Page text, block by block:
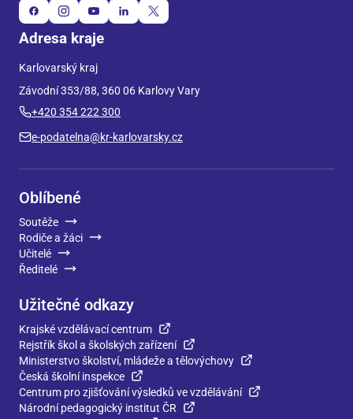
Adresa kraje
Karlovarský kraj
Závodní 353/88, 360 06 Karlovy Vary
+420 354 222 300
e-podatelna@kr-karlovarsky.cz
Oblíbené
Soutěže
Rodiče a žáci
Učitelé
Ředitelé
Užitečné odkazy
Krajské vzdělávací centrum
Rejstřík škol a školských zařízení
Ministerstvo školství, mládeže a tělovýchovy
Česká školní inspekce
Centrum pro zjišťování výsledků ve vzdělávání
Národní pedagogický institut ČR